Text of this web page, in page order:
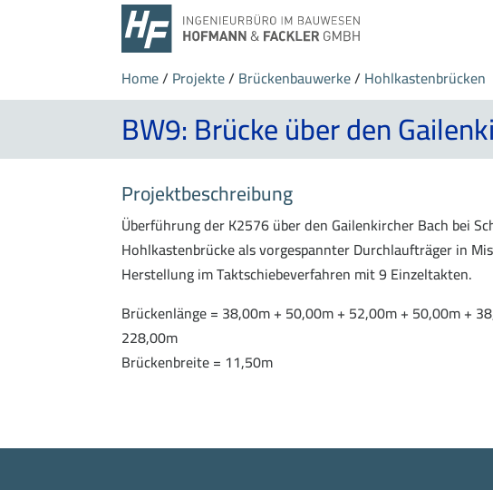
Home/ Projekte/ Brückenbauwerke/ Hohlkastenbrücken
BW9: Brücke über den
Projektbeschreibung
Überführung der K2576 über den Gailenkircher Bach bei
Hohlkastenbrücke als vorgespannter Durchlaufträger in
Herstellung im Taktschiebeverfahren mit 9 Einzeltakten.
Brückenlänge = 38,00m + 50,00m + 52,00m + 50,00m +
228,00m
Brückenbreite = 11,50m